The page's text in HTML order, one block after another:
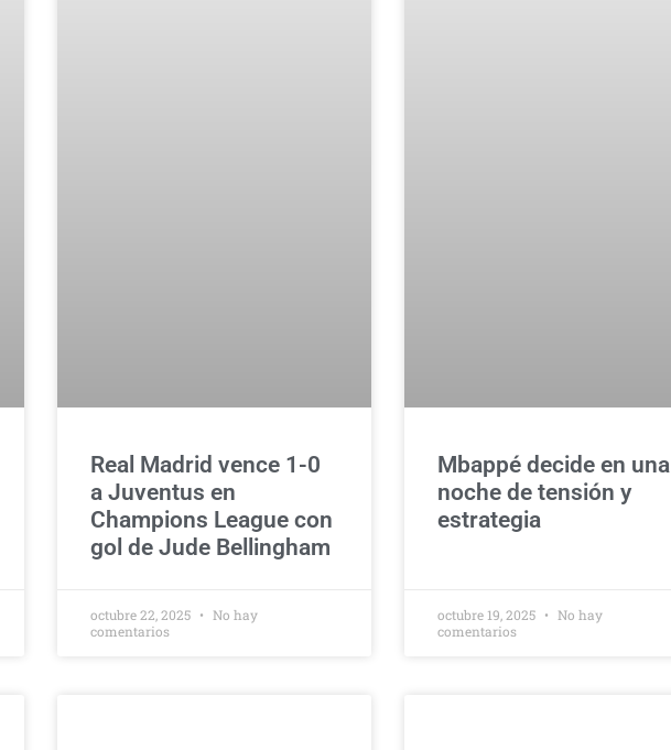
Real Madrid vence 1-0
a Juventus en
Champions League con
gol de Jude Bellingham
octubre 22, 2025
No hay
comentarios
Mbappé decide en una
noche de tensión y
estrategia
octubre 19, 2025
No hay
comentarios